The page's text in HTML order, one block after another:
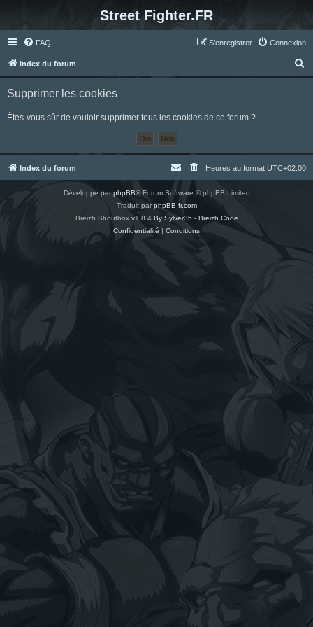
Street Fighter.FR
FAQ Connexion
S’enregistrer
Index du forum
e
h
Supprimer les cookies
Êtes-vous sûr de vouloir supprimer tous les cookies de ce forum ?
Index du forum Heures au format UTC+02:00
Développé parphpBB® Forum Software © phpBB Limited
Traduit parphpBB-fr.com
Breizh Shoutbox v1.8.4 By Sylver35 - Breizh Code
Confidentialité | Conditions